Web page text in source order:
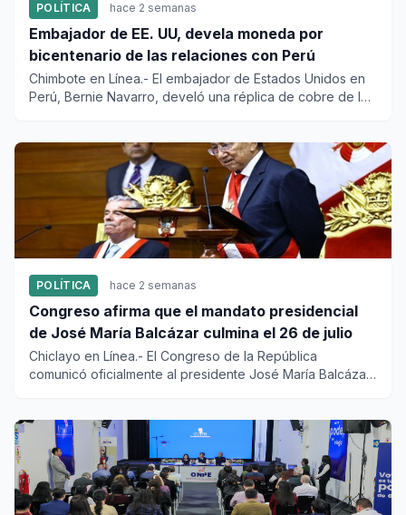
POLÍTICA hace 2 semanas
Embajador de EE. UU, devela moneda por
bicentenario de las relaciones con Perú
Chimbote en Línea.- El embajador de Estados Unidos en
Perú, Bernie Navarro, develó una réplica de cobre de la
POLÍTICA hace 2 semanas
Congreso afirma que el mandato presidencial
de José María Balcázar culmina el 26 de julio
Chiclayo en Línea.- El Congreso de la República
comunicó oficialmente al presidente José María Balcázar